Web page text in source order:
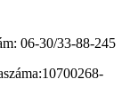
06-30/33-88-245